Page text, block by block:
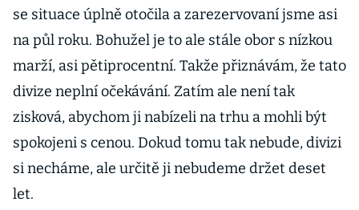
se situace úplně otočila a zarezervovaní jsme asi
na půl roku. Bohužel je to ale stále obor s nízkou
marží, asi pětiprocentní. Takže přiznávám, že tato
divize neplní očekávání. Zatím ale není tak
zisková, abychom ji nabízeli na trhu a mohli být
spokojeni s cenou. Dokud tomu tak nebude, divizi
si necháme, ale určitě ji nebudeme držet deset
let.